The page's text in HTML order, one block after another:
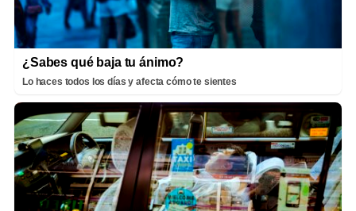
¿Sabes qué baja tu ánimo?
Lo haces todos los días y afecta cómo te sientes